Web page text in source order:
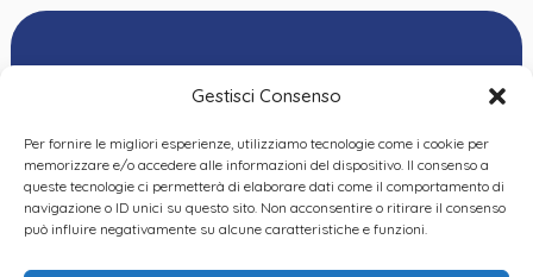
Gestisci Consenso
Per fornire le migliori esperienze, utilizziamo tecnologie come i cookie per
memorizzare e/o accedere alle informazioni del dispositivo. Il consenso a
queste tecnologie ci permetterà di elaborare dati come il comportamento di
navigazione o ID unici su questo sito. Non acconsentire o ritirare il consenso
può influire negativamente su alcune caratteristiche e funzioni.
Privacy Policy|Cookie
Policy|Dichiarazione
Ordine delle
Psicologhe e degli
Psicologi del Piemonte
VIA GIANNONE 8A – 10121